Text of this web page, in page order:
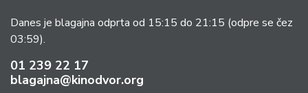
Danes je blagajna odprta od 15:15 do 21:15 (odpre se čez
03:59).
01 239 22 17
blagajna@kinodvor.org